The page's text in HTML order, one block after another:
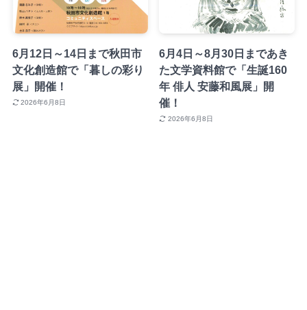
6月12日～14日まで秋田市
文化創造館で「暮しの彩り
展」開催！
2026年6月8日
6月4日～8月30日まであき
た文学資料館で「生誕160
年 俳人 安藤和風展」開
催！
2026年6月8日